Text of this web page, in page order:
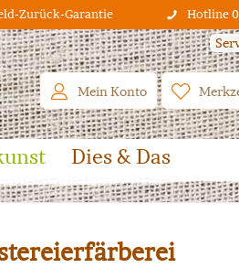
Zurück-Garantie Hotline
Mein Konto
Dies & Das